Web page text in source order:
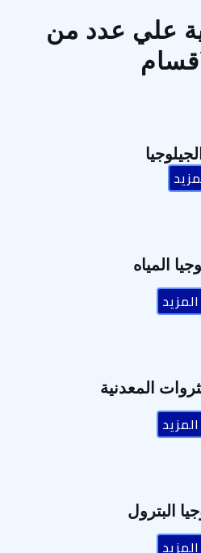
علي عدد من
المياه
المزيد
المعدنية
المزيد
البترول
المزيد